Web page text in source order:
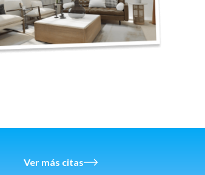
Ver más citas